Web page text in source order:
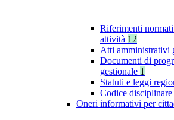
Riferimenti
attività 12
Atti amministrativi
Documenti di
gestionale 1
Statuti e leggi
Codice
Oneri informativi per